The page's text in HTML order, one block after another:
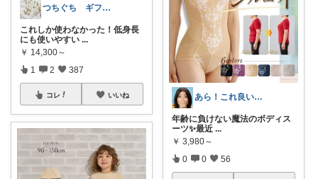
つちぐち ギフト*暮らし
これしか使わなかった！低身長
にも使いやすい ...
￥ 14,300～
1 2 387
コレ いいね あら！これ良いわね～
年齢に負けない魔法のボディス
ーツ✨ ​最近 ...
￥ 3,980～
0 0 56